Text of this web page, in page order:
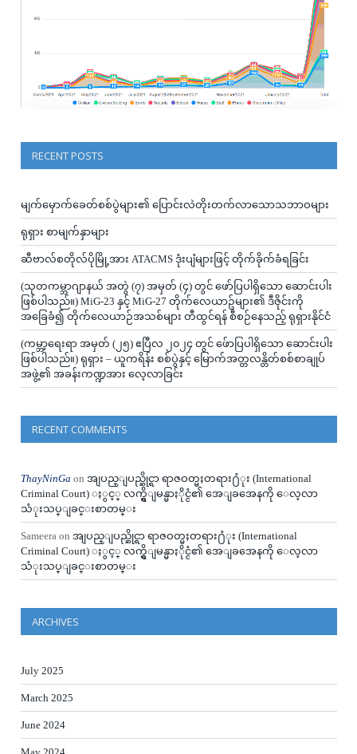
RECENT POSTS
မျက်မှောက်ခေတ်စစ်ပွဲများ၏ ပြောင်းလဲတိုးတက်လာသောသဘာဝများ
ရုရှား စာမျက်နှာများ
ဆီဗာလ်စတိုလ်ပိုမြို့အား ATACMS ဒုံးပျံများဖြင့် တိုက်ခိုက်ခံရခြင်း
(သုတကမ္ဘာဂျာနယ် အတွဲ (၇) အမှတ် (၄) တွင် ဖော်ပြပါရှိသော ဆောင်းပါး
ဖြစ်ပါသည်။) MiG-23 နှင့် MiG-27 တိုက်လေယာဥ်များ၏ ဒီဇိုင်းကို
အခြေခံ၍ တိုက်လေယာဉ်အသစ်များ တီထွင်ရန် စီစဉ်နေသည့် ရုရှားနိုင်ငံ
(ကမ္ဘာ့ရေးရာ အမှတ် (၂၅) ဧပြီလ ၂၀၂၄ တွင် ဖ်ောပြပါရှိသော ဆောင်းပါး
ဖြစ်ပါသည်။) ရုရှား – ယူကရိန်း စစ်ပွဲနှင့် မြောက်အတ္တလန္တိတ်စစ်စာချုပ်
အဖွဲ့၏ အခန်းကဏ္ဍအား လေ့လာခြင်း
RECENT COMMENTS
ThayNinGa on အျပည္ျပည္ဆိုင္ရာ ရာဇဝတ္မႈတရား႐ံုး (International
Criminal Court) ႏွင့္ လက္ရွိျမန္မာႏိုင္ငံ၏ အေျခအေနကို ေလ့လာ
သံုးသပ္ျခင္းစာတမ္း
Sameera on အျပည္ျပည္ဆိုင္ရာ ရာဇဝတ္မႈတရား႐ံုး (International
Criminal Court) ႏွင့္ လက္ရွိျမန္မာႏိုင္ငံ၏ အေျခအေနကို ေလ့လာ
သံုးသပ္ျခင္းစာတမ္း
ARCHIVES
July 2025
March 2025
June 2024